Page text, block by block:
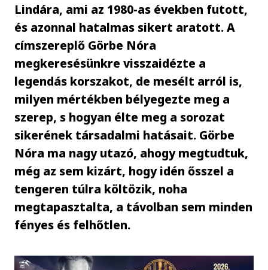
Lindára, ami az 1980-as években futott,
és azonnal hatalmas sikert aratott. A
címszereplő Görbe Nóra
megkeresésünkre visszaidézte a
legendás korszakot, de mesélt arról is,
milyen mértékben bélyegezte meg a
szerep, s hogyan élte meg a sorozat
sikerének társadalmi hatásait. Görbe
Nóra ma nagy utazó, ahogy megtudtuk,
még az sem kizárt, hogy idén ősszel a
tengeren túlra költözik, noha
megtapasztalta, a távolban sem minden
fényes és felhőtlen.